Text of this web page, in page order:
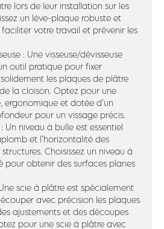
lors de leur installation sur les
un lève-plaque robuste et
votre travail et prévenir les
: Une visseuse/dévisseuse
outil pratique pour fixer
les plaques de plâtre
la cloison. Optez pour une
ergonomique et dotée d’un
pour un vissage précis.
Un niveau à bulle est essentiel
et l’horizontalité des
Choisissez un niveau à
pour obtenir des surfaces planes
scie à plâtre est spécialement
avec précision les plaques
ajustements et des découpes
pour une scie à plâtre avec